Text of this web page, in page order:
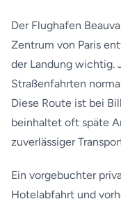
Der Flughafen
Zentrum von Paris
der Landung wichtig.
Straßenfahrten
Diese Route ist bei
beinhaltet oft späte
zuverlässiger
Ein vorgebuchter
Hotelabfahrt und